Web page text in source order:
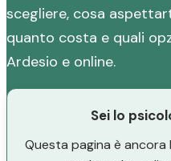
scegliere, cosa
quanto costa e quali
Ardesio e online.
Sei lo
Questa pagina è ancora